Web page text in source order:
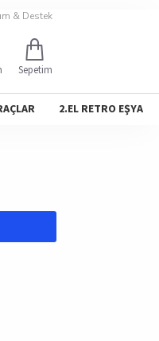
& Destek
Sepetim
2.EL RETRO EŞYA